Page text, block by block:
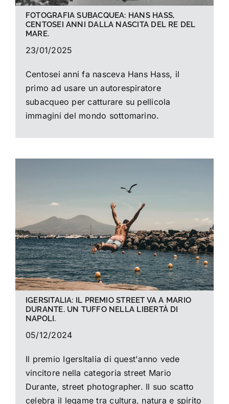
FOTOGRAFIA SUBACQUEA: HANS HASS,
CENTOSEI ANNI DALLA NASCITA DEL RE DEL
MARE.
23/01/2025
Centosei anni fa nasceva Hans Hass, il
primo ad usare un autorespiratore
subacqueo per catturare su pellicola
immagini del mondo sottomarino.
IGERSITALIA: IL PREMIO STREET VA A MARIO
DURANTE. UN TUFFO NELLA LIBERTÀ DI
NAPOLI.
05/12/2024
Il premio IgersItalia di quest'anno vede
vincitore nella categoria street Mario
Durante, street photographer. Il suo scatto
celebra il legame tra cultura, natura e spirito